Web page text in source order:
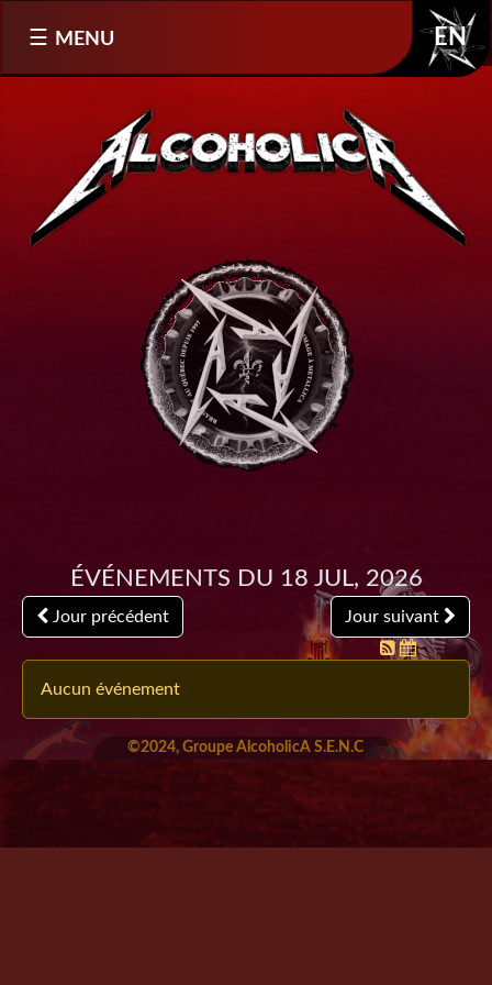
Événements du 18 Jul, 2026
Jour précédent Jour suivant
Aucun événement
©2024, Groupe AlcoholicA S.E.N.C
EN
MENU